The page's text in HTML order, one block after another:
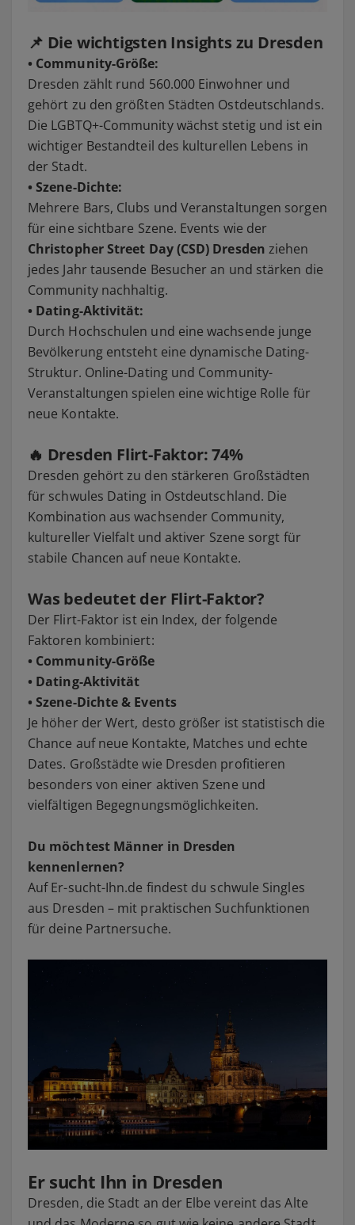
📌 Die wichtigsten Insights zu Dresden
• Community-Größe:
Dresden zählt rund 560.000 Einwohner und
gehört zu den größten Städten Ostdeutschlands.
Die LGBTQ+-Community wächst stetig und ist ein
wichtiger Bestandteil des kulturellen Lebens in
der Stadt.
• Szene-Dichte:
Mehrere Bars, Clubs und Veranstaltungen sorgen
für eine sichtbare Szene. Events wie der
Christopher Street Day (CSD) Dresden ziehen
jedes Jahr tausende Besucher an und stärken die
Community nachhaltig.
• Dating-Aktivität:
Durch Hochschulen und eine wachsende junge
Bevölkerung entsteht eine dynamische Dating-
Struktur. Online-Dating und Community-
Veranstaltungen spielen eine wichtige Rolle für
neue Kontakte.
🔥 Dresden Flirt-Faktor:74%
Dresden gehört zu den stärkeren Großstädten
für schwules Dating in Ostdeutschland. Die
Kombination aus wachsender Community,
kultureller Vielfalt und aktiver Szene sorgt für
stabile Chancen auf neue Kontakte.
Was bedeutet der Flirt-Faktor?
Der Flirt-Faktor ist ein Index, der folgende
Faktoren kombiniert:
• Community-Größe
• Dating-Aktivität
• Szene-Dichte & Events
Je höher der Wert, desto größer ist statistisch die
Chance auf neue Kontakte, Matches und echte
Dates. Großstädte wie Dresden profitieren
besonders von einer aktiven Szene und
vielfältigen Begegnungsmöglichkeiten.
Du möchtest Männer in Dresden
kennenlernen?
Auf Er-sucht-Ihn.de findest du schwule Singles
aus Dresden – mit praktischen Suchfunktionen
für deine Partnersuche.
Er sucht Ihn in Dresden
Dresden, die Stadt an der Elbe vereint das Alte